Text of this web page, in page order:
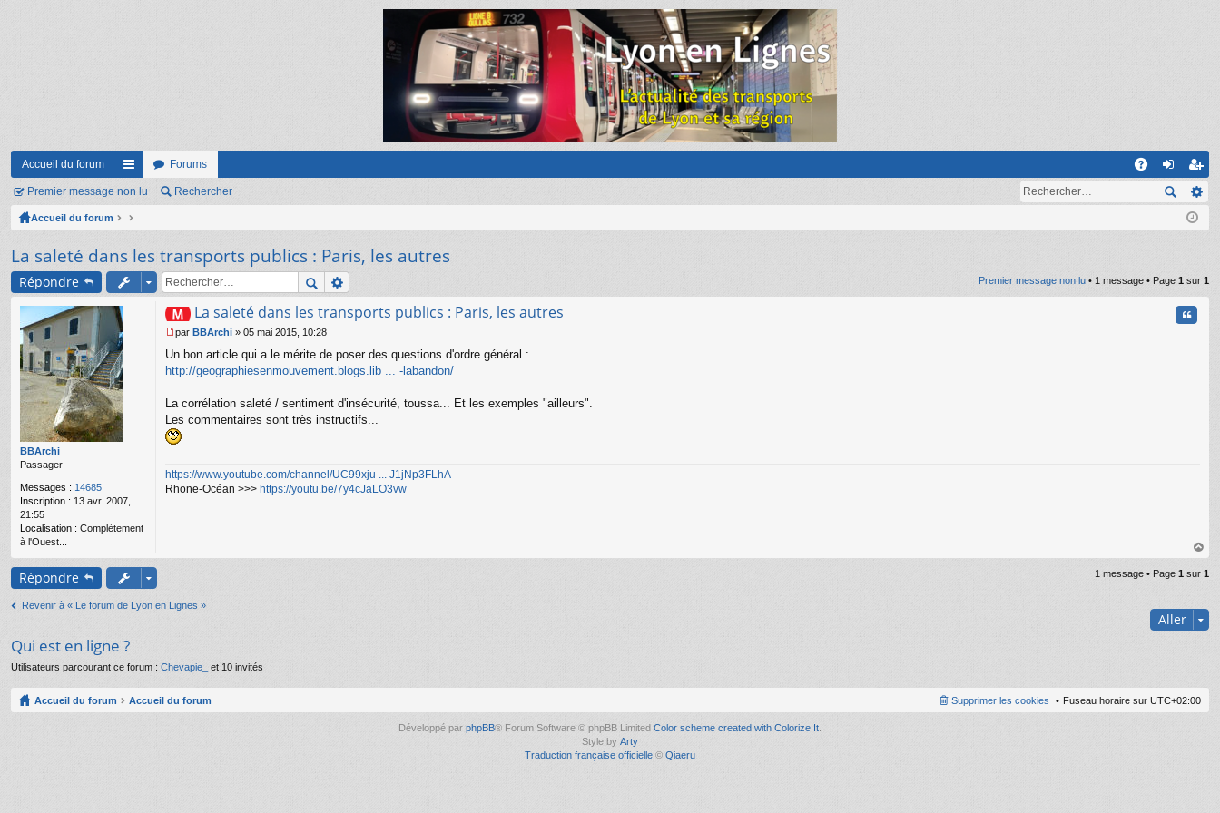
Accueil du forum
ac
co
ci
s
Forums
on ns
cri
Premier message non lu Rechercher
Accueil du forum
La saleté dans les transports publics : Paris, les autres
Répondre Premier message non lu • 1 message • Page 1 sur 1
BBArchi
Passager
Messages : 14685
Inscription : 13 avr. 2007,
21:55
Localisation : Complètement
à l'Ouest...
La saleté dans les transports publics : Paris, les autres
e
s
g
e
n
l
u
par BBArchi » 05 mai 2015, 10:28
Un bon article qui a le mérite de poser des questions d'ordre général :
http://geographiesenmouvement.blogs.lib ... -labandon/
La corrélation saleté / sentiment d'insécurité, toussa... Et les exemples "ailleurs".
Les commentaires sont très instructifs...
https://www.youtube.com/channel/UC99xju ... J1jNp3FLhA
Rhone-Océan >>> https://youtu.be/7y4cJaLO3vw
au
t
Répondre 1 message • Page 1 sur 1
Revenir à « Le forum de Lyon en Lignes »
Aller
Qui est en ligne ?
Utilisateurs parcourant ce forum : Chevapie_ et 10 invités
Accueil du forum Accueil du forum Fuseau horaire sur UTC+02:00
Supprimer les cookies
Développé par phpBB® Forum Software © phpBB Limited Color scheme created with Colorize It
Style by Arty
Traduction française officielle © Qiaeru